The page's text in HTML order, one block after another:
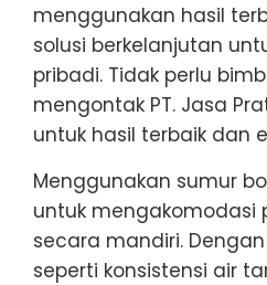
menggunakan hasil
solusi berkelanjutan
pribadi. Tidak perlu
mengontak PT. Jasa
untuk hasil terbaik dan
Menggunakan sumur
untuk mengakomodasi
secara mandiri.
seperti konsistensi air